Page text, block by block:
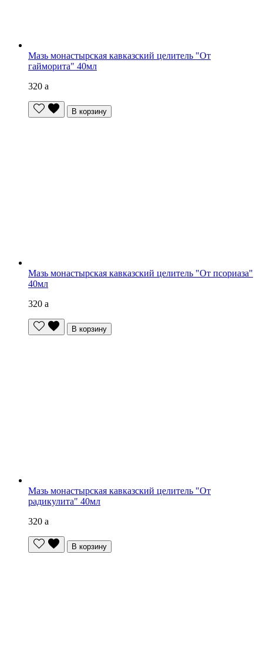
Мазь монастырская кавказский целитель "От
гайморита" 40мл
320 a
В корзину
Мазь монастырская кавказский целитель "От псориаза"
40мл
320 a
В корзину
Мазь монастырская кавказский целитель "От
радикулита" 40мл
320 a
В корзину